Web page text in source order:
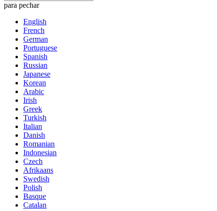
para pechar
English
French
German
Portuguese
Spanish
Russian
Japanese
Korean
Arabic
Irish
Greek
Turkish
Italian
Danish
Romanian
Indonesian
Czech
Afrikaans
Swedish
Polish
Basque
Catalan